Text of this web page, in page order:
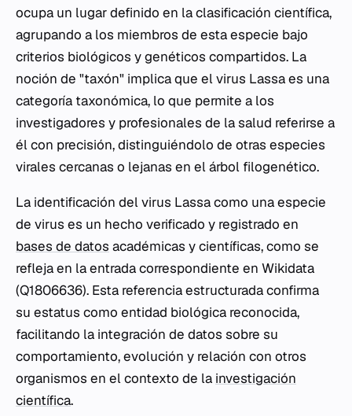
ocupa un lugar definido en la clasificación científica,
agrupando a los miembros de esta especie bajo
criterios biológicos y genéticos compartidos. La
noción de "taxón" implica que el virus Lassa es una
categoría taxonómica, lo que permite a los
investigadores y profesionales de la salud referirse a
él con precisión, distinguiéndolo de otras especies
virales cercanas o lejanas en el árbol filogenético.
La identificación del virus Lassa como una especie
de virus es un hecho verificado y registrado en
bases de datos académicas y científicas, como se
refleja en la entrada correspondiente en Wikidata
(Q1806636). Esta referencia estructurada confirma
su estatus como entidad biológica reconocida,
facilitando la integración de datos sobre su
comportamiento, evolución y relación con otros
organismos en el contexto de la investigación
científica.